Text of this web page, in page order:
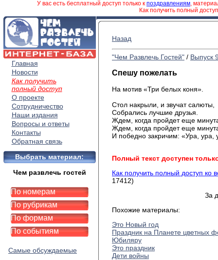
У вас есть бесплатный доступ только к поздравлениям,
Как получить полный
Главная
Новости
Как получить
полный доступ
О проекте
Сотрудничество
Наши издания
Вопросы и ответы
Контакты
Обратная связь
Выбрать материал:
Чем развлечь гостей
По номерам
По рубрикам
По формам
По событиям
Самые обсуждаемые
Назад
"Чем Развлечь Гостей" / Выпуск
Спешу пожелать
На мотив «Три белых коня».
Стол накрыли, и звучат салюты,
Собрались лучшие друзья.
Ждем, когда пройдет еще
Ждем, когда пройдет еще
И победно закричим: «Ура, ура,
Полный текст доступен
Как получить полный доступ ко
17412)
За
Похожие материалы:
Это Новый год
Праздник на Планете цветных
Юбиляру
Это праздник
Дети войны